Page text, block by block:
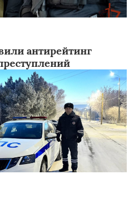
антирейтинг